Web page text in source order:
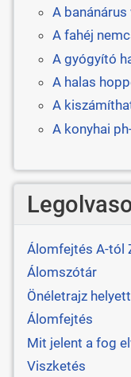
A
A fahéj
A gyógyító
A halas
A
A konyhai
Álomfejtés A-tól
Álomszótár
Önéletrajz helyett
Álomfejtés
Mit jelent a fog
Viszketés